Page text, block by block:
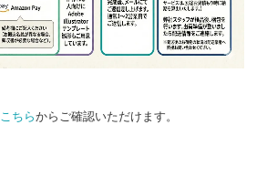
こちらからご確認いただけます。